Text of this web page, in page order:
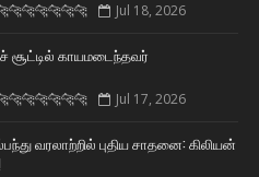
Jul 18, 2026
சூட்டில் காயமடைந்தவர்
Jul 17, 2026
வரலாற்றில் புதிய சாதனை: கிலியன்